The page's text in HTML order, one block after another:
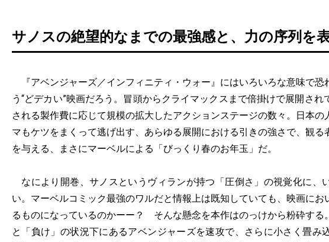
サノスの絶望的なまでの最強感と、力の序列を
『アベンジャーズ／インフィニティ・ウォー』にはいろいろな意味で恐
う“どデカい”映画だろう。冒頭からクライマックスまで倍掛けで展開さ
される製作費に応じて規模の拡大したアクションステージの数々。日本の
マもケツをまくって逃げ出す、あらゆる展開における引きの強さで、観る
を与える、まさにマーベルによる「びっくり春のお年玉」だ。
なにより開巻、サノスというヴィランが持つ「圧倒さ」の視覚化に、
い。マーベルコミック最強のワルだと情報上は既知していても、映画にお
るものになっているのかーー？ そんな懸念を本作はのっけから粉砕する
と「負け」の状況下にあるアベンジャーズを速攻で、さらに小さく畳み